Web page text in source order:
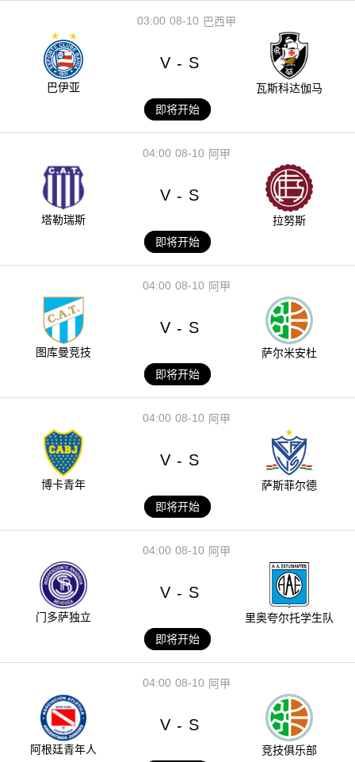
08-10
03:00 巴西甲
巴伊亚
V - S
瓦斯科达伽马
即将开始
08-10
04:00 阿甲
塔勒瑞斯
V - S
拉努斯
即将开始
08-10
04:00 阿甲
图库曼竞技
V - S
萨尔米安杜
即将开始
08-10
04:00 阿甲
博卡青年
V - S
萨斯菲尔德
即将开始
08-10
04:00 阿甲
门多萨独立
V - S
里奥夸尔托学生队
即将开始
08-10
04:00 阿甲
阿根廷青年人
V - S
竞技俱乐部